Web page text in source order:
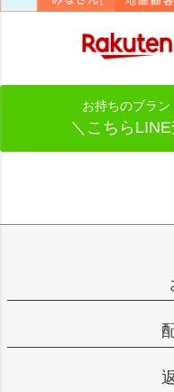
お持ちのブラ
＼こちら